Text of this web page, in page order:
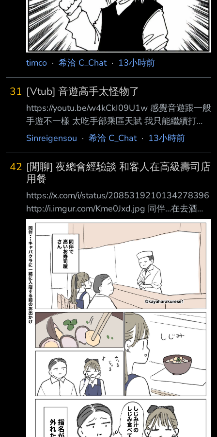
timco · 希洽 C_Chat· 13小時前
31 [Vtub] 音遊高手太怪物了
https://youtu.be/w4kCkI09U1w 感覺音遊跟一般
手遊不一樣 太吃手部乘區天賦 我只能繼續打
normal，hard就死了 --
Sinreigensou · 希洽 C_Chat· 13小時前
42 [閒聊] 夜總會經驗談 和客人在高級壽司店
用餐
https://x.com/i/status/2085319210134278396
http://i.imgur.com/Kme0Jxd.jpg 同伴…在去酒店
上班前，和客人一起到高級壽司店用餐。 蜆湯
哧溜、哧溜 （在吃蜆仔湯裡的蜆肉…） 之後客人
取消指名了 AI解釋：
http://i.imgur.com/IwWpB1J.jpg 原來吃蛤蜊湯
的蛤蜊會被認為寒酸喔 ----- Sent from JPTT on
my Samsung SM-S9380. --